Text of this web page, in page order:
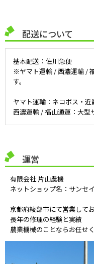
配送について
基本配送：佐川急便
※ヤマト運輸 / 西濃運輸 /
す。
ヤマト運輸：ネコポス・
西濃運輸 / 福山通運：大型
運営
有限会社 片山農機
ネットショップ名：サンセ
京都府綾部市にて営業してお
長年の修理の経験と実績
農業機械のことならお任せ